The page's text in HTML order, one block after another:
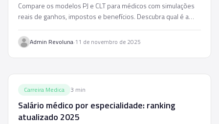
Compare os modelos PJ e CLT para médicos com simulações
reais de ganhos, impostos e benefícios. Descubra qual é a
Admin Revoluna·11 de novembro de 2025
Carreira Medica 3 min
Salário médico por especialidade: ranking
atualizado 2025